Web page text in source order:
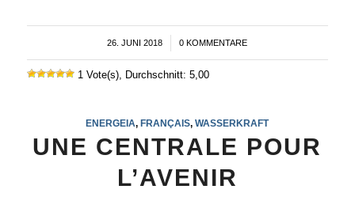
26. JUNI 2018
/ 0 KOMMENTARE
1 Vote(s), Durchschnitt: 5,00
ENERGEIA ,FRANÇAIS ,WASSERKRAFT
UNE CENTRALE POUR
L’AVENIR